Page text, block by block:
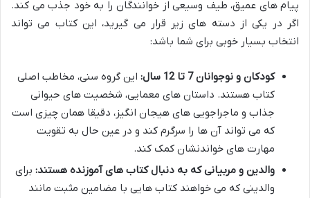
پیام های عمیق، طیف وسیعی از خوانندگان را به خود جذب می کند.
اگر در یکی از دسته های زیر قرار می گیرید، این کتاب می تواند
انتخاب بسیار خوبی برای شما باشد:
کودکان و نوجوانان 7 تا 12 سال:
این گروه سنی، مخاطب اصلی
کتاب هستند. داستان های معمایی، شخصیت های حیوانی
جذاب و ماجراجویی های هیجان انگیز، دقیقا همان چیزی است
که می تواند آن ها را سرگرم کند و در عین حال به تقویت
مهارت های خواندنشان کمک کند.
والدین و مربیانی که به دنبال کتاب های آموزنده هستند: برای
والدینی که می خواهند کتاب هایی با مضامین مثبت مانند